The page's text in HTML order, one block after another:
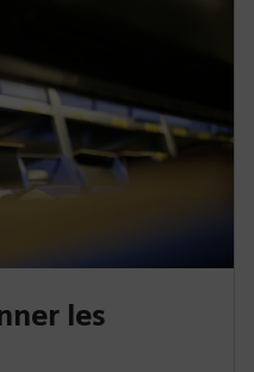
les